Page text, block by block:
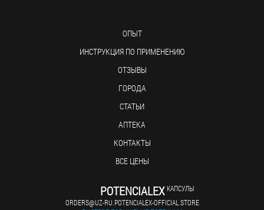
ОПЫТ
ИНСТРУКЦИЯ ПО ПРИМЕНЕНИЮ
ОТЗЫВЫ
ГОРОДА
СТАТЬИ
АПТЕКА
КОНТАКТЫ
ВСЕ ЦЕНЫ
POTENCIALEX КАПСУЛЫ
ORDERS@UZ-RU.POTENCIALEX-OFFICIAL.STORE